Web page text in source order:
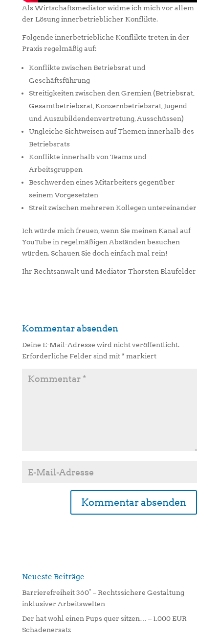
Als Wirtschaftsmediator widme ich mich vor allem
der Lösung innerbetrieblicher Konflikte.
Folgende innerbetriebliche Konflikte treten in der
Praxis regelmäßig auf:
Konflikte zwischen Betriebsrat und
Geschäftsführung
Streitigkeiten zwischen den Gremien (Betriebsrat,
Gesamtbetriebsrat, Konzernbetriebsrat, Jugend-
und Auszubildendenvertretung, Ausschüssen)
Ungleiche Sichtweisen auf Themen innerhalb des
Betriebsrats
Konflikte innerhalb von Teams und
Arbeitsgruppen
Beschwerden eines Mitarbeiters gegenüber
seinem Vorgesetzten
Streit zwischen mehreren Kollegen untereinander
Ich würde mich freuen, wenn Sie meinen Kanal auf
YouTube in regelmäßigen Abständen besuchen
würden. Schauen Sie doch einfach mal rein!
Ihr Rechtsanwalt und Mediator Thorsten Blaufelder
Kommentar absenden
Deine E-Mail-Adresse wird nicht veröffentlicht.
Erforderliche Felder sind mit* markiert
n
v
e
Neueste Beiträge
Barrierefreiheit 360° – Rechtssichere Gestaltung
inklusiver Arbeitswelten
Der hat wohl einen Pups quer sitzen… – 1.000 EUR
Schadenersatz